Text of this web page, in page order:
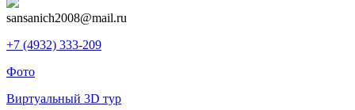
sansanich2008@mail.ru
+7 (4932) 333-209
Фото
Виртуальный 3D тур